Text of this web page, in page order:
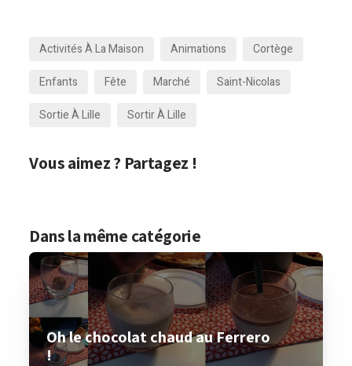
Activités À La Maison Animations
Cortège
Enfants
Fête Marché
Saint-Nicolas
Sortie À Lille
Sortir À Lille
Vous aimez ? Partagez !
Dans la même catégorie
Oh le chocolat chaud au Ferrero
!